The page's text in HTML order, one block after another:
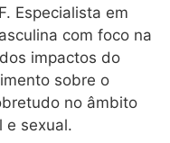
Especialista em
com foco na
impactos do
sobre o
no âmbito
e sexual.